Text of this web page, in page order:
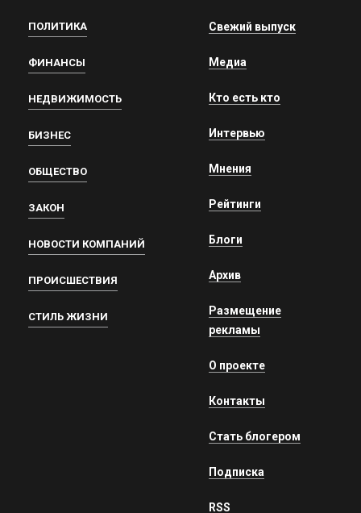
ПОЛИТИКА
ФИНАНСЫ
НЕДВИЖИМОСТЬ
БИЗНЕС
ОБЩЕСТВО
ЗАКОН
НОВОСТИ КОМПАНИЙ
ПРОИСШЕСТВИЯ
СТИЛЬ ЖИЗНИ
Свежий выпуск
Медиа
Кто есть кто
Интервью
Мнения
Рейтинги
Блоги
Архив
Размещение
рекламы
О проекте
Контакты
Стать блогером
Подписка
RSS